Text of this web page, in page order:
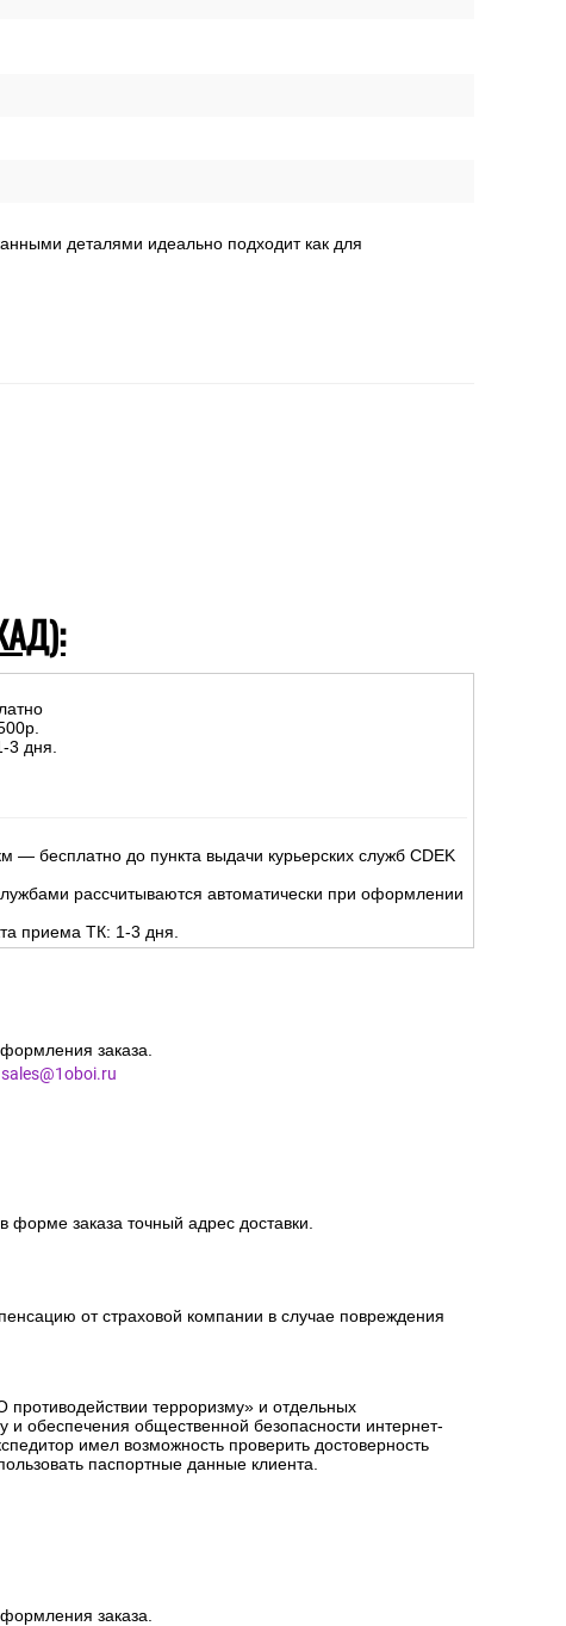
деталями идеально подходит как для
3 дня.
— бесплатно до пункта выдачи курьерских служб CDEK
рассчитываются автоматически при оформлении
приема ТК: 1-3 дня.
заказа.
sales@1oboi.ru
заказа точный адрес доставки.
от страховой компании в случае повреждения
терроризму» и отдельных
и обеспечения общественной безопасности интернет-
имел возможность проверить достоверность
паспортные данные клиента.
заказа.